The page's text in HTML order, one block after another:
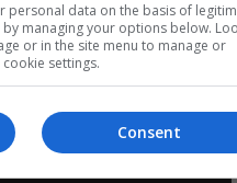
foi revelado.
personal data on the basis of
managing your options below.
or in the site menu to manage or
settings.
Consent